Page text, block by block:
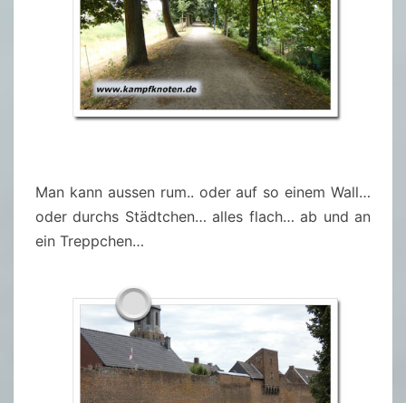
Man kann aussen rum.. oder auf so einem Wall…
oder durchs Städtchen… alles flach… ab und an
ein Treppchen…